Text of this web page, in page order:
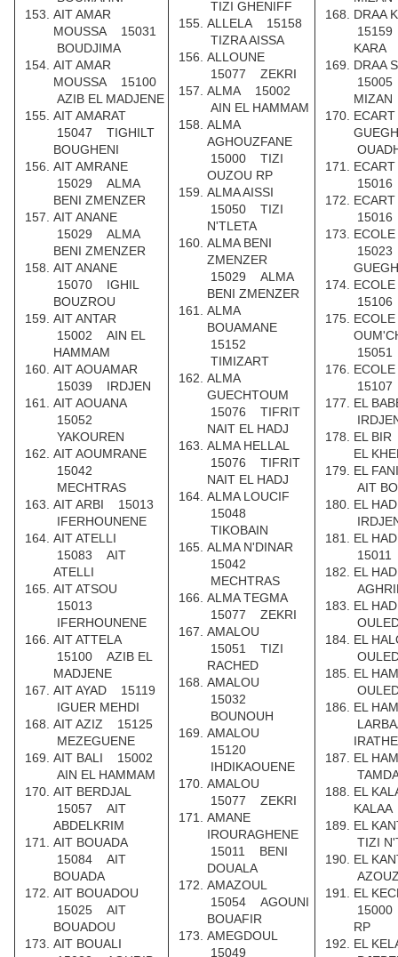
AIT AMAR
MOUSSA 15031
BOUDJIMA
AIT AMAR
MOUSSA 15100
AZIB EL MADJENE
AIT AMARAT
15047 TIGHILT
BOUGHENI
AIT AMRANE
15029 ALMA
BENI ZMENZER
AIT ANANE
15029 ALMA
BENI ZMENZER
AIT ANANE
15070 IGHIL
BOUZROU
AIT ANTAR
15002 AIN EL
HAMMAM
AIT AOUAMAR
15039 IRDJEN
AIT AOUANA
15052
YAKOUREN
AIT AOUMRANE
15042
MECHTRAS
AIT ARBI 15013
IFERHOUNENE
AIT ATELLI
15083 AIT
ATELLI
AIT ATSOU
15013
IFERHOUNENE
AIT ATTELA
15100 AZIB EL
MADJENE
AIT AYAD 15119
IGUER MEHDI
AIT AZIZ 15125
MEZEGUENE
AIT BALI 15002
AIN EL HAMMAM
AIT BERDJAL
15057 AIT
ABDELKRIM
AIT BOUADA
15084 AIT
BOUADA
AIT BOUADOU
15025 AIT
BOUADOU
AIT BOUALI
TIZI GHENIFF
ALLELA 15158
TIZRA AISSA
ALLOUNE
15077 ZEKRI
ALMA 15002
AIN EL HAMMAM
ALMA
AGHOUZFANE
15000 TIZI
OUZOU RP
ALMA AISSI
15050 TIZI
N'TLETA
ALMA BENI
ZMENZER
15029 ALMA
BENI ZMENZER
ALMA
BOUAMANE
15152
TIMIZART
ALMA
GUECHTOUM
15076 TIFRIT
NAIT EL HADJ
ALMA HELLAL
15076 TIFRIT
NAIT EL HADJ
ALMA LOUCIF
15048
TIKOBAIN
ALMA N'DINAR
15042
MECHTRAS
ALMA TEGMA
15077 ZEKRI
AMALOU
15051 TIZI
RACHED
AMALOU
15032
BOUNOUH
AMALOU
15120
IHDIKAOUENE
AMALOU
15077 ZEKRI
AMANE
IROURAGHENE
15011 BENI
DOUALA
AMAZOUL
15054 AGOUNI
BOUAFIR
AMEGDOUL
15049
DRAA
KARA
DRAA
MIZAN
EL
EL
EL
EL
AIT
EL
EL
EL
EL
EL
EL
EL
EL
EL
KALAA
EL
TIZI
EL
EL
RP
EL